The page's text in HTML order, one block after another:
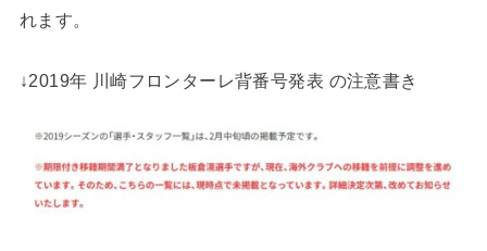
れます。
↓2019年 川崎フロンターレ背番号発表 の注意書き